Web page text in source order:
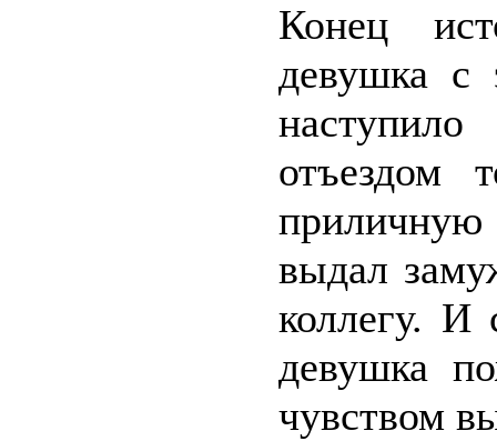
Конец
девушка с
отъездом
приличную
выдал
коллегу. И
девушка
чувством